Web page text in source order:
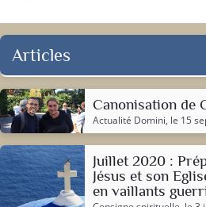
Articles
Canonisation de
Actualité Domini, le 15
Juillet 2020 :
Jésus et son
en vaillants